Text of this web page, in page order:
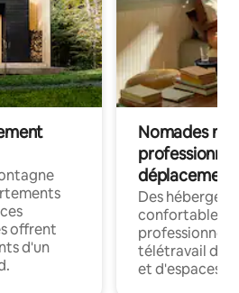
offrent
d'un
Nomades
déplacement
Des
confortables
professionnels
télétravail
et d'espaces